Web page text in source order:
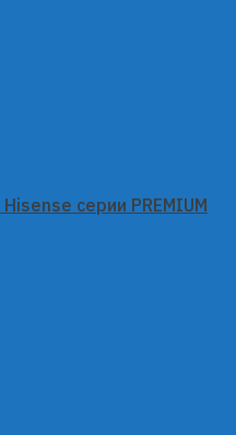
серии PREMIUM